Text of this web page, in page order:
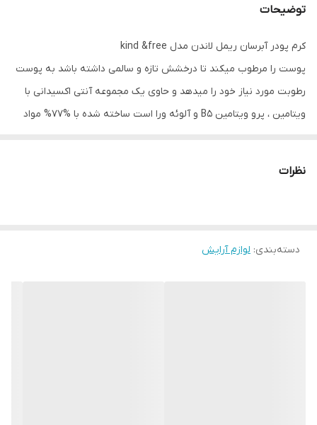
توضیحات
کرم پودر آبرسان ریمل لاندن مدل kind &free
پوست را مرطوب میکند تا درخشش تازه و سالمی داشته باشد به پوست
رطوبت مورد نیاز خود را میدهد و حاوی یک مجموعه آنتی اکسیدانی با
ویتامین ، پرو ويتامين B5 و آلوئه ورا است ساخته شده با %77% مواد
نظرات
دسته‌بندی: لوازم آرایش